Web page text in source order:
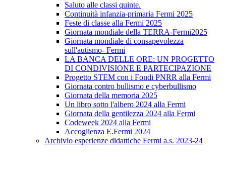
Saluto alle classi quinte.
Continuità infanzia-primaria Fermi 2025
Feste di classe alla Fermi 2025
Giornata mondiale della TERRA-Fermi2025
Giornata mondiale di consapevolezza
sull'autismo- Fermi
LA BANCA DELLE ORE: UN PROGETTO
DI CONDIVISIONE E PARTECIPAZIONE
Progetto STEM con i Fondi PNRR alla Fermi
Giornata contro bullismo e cyberbullismo
Giornata della memoria 2025
Un libro sotto l'albero 2024 alla Fermi
Giornata della gentilezza 2024 alla Fermi
Codeweek 2024 alla Fermi
Accoglienza E.Fermi 2024
Archivio esperienze didattiche Fermi a.s. 2023-24